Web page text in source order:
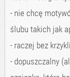
- nie chcę
ślubu takich jak
- raczej bez
- dopuszczalny